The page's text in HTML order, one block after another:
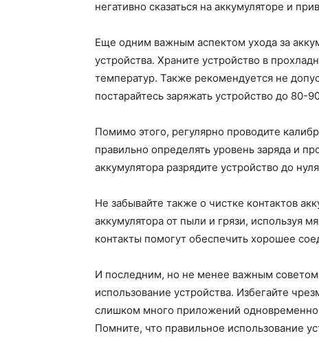
негативно сказаться на аккумуляторе и
Еще одним важным аспектом ухода за
устройства. Храните устройство в
температур. Также рекомендуется не
постарайтесь заряжать устройство до 80-
Помимо этого, регулярно проводите
правильно определять уровень заряда и
аккумулятора разрядите устройство до
Не забывайте также о чистке контактов
аккумулятора от пыли и грязи, используя
контакты помогут обеспечить хорошее
И последним, но не менее важным советом
использование устройства. Избегайте
слишком много приложений одновременно
Помните, что правильное использование